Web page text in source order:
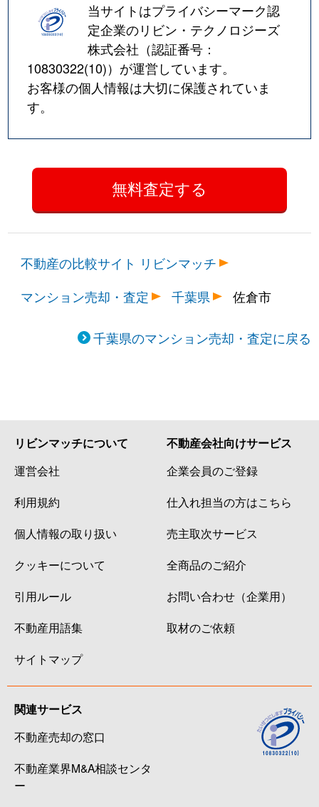
当サイトはプライバシーマーク認
定企業のリビン・テクノロジーズ
株式会社（認証番号：
10830322(10)）が運営しています。
お客様の個人情報は大切に保護されていま
す。
不動産の比較サイト リビンマッチ
マンション売却・査定
千葉県 佐倉市
千葉県のマンション売却・査定に戻る
リビンマッチについて
運営会社
利用規約
個人情報の取り扱い
クッキーについて
引用ルール
不動産用語集
サイトマップ
不動産会社向けサービス
企業会員のご登録
仕入れ担当の方はこちら
売主取次サービス
全商品のご紹介
お問い合わせ（企業用）
取材のご依頼
関連サービス
不動産売却の窓口
不動産業界M&A相談センタ
ー